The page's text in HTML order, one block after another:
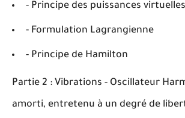
- Principe des puissances virtuelles
- Formulation Lagrangienne
- Principe de Hamilton
Partie 2 : Vibrations - Oscillateur
amorti, entretenu à un degré de